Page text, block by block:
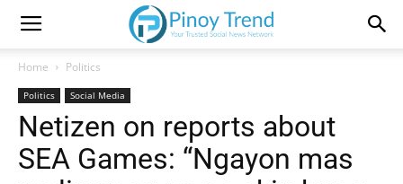
Home Politics
Politics Social Media
Netizen on reports about
SEA Games: “Ngayon mas